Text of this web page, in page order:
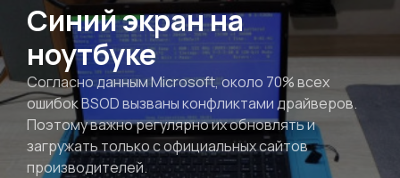
Синий экран на
ноутбуке
Согласно данным Microsoft, около 70% всех
ошибок BSOD вызваны конфликтами драйверов.
Поэтому важно регулярно их обновлять и
загружать только с официальных сайтов
производителей.